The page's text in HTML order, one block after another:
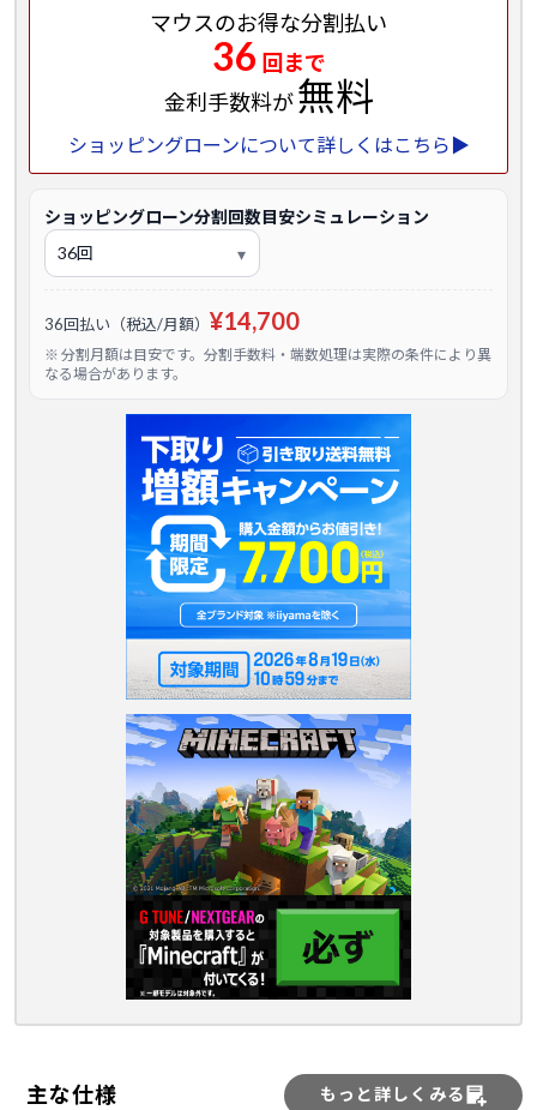
マウスのお得な分割払い
36 回まで
金利手数料が無料
ショッピングローンについて詳しくはこちら▶
ショッピングローン分割回数目安シミュレーション
36回払い（税込/月額） ¥14,700
※ 分割月額は目安です。分割手数料・端数処理は実際の条件により異
なる場合があります。
主な仕様 もっと詳しくみる